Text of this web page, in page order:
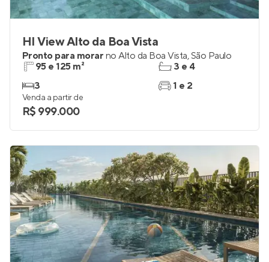
HI View Alto da Boa Vista
Pronto para morar no Alto da Boa Vista,São Paulo
95 e 125 m²
3
3 e 4
1 e 2
Venda a partir de
R$ 999.000